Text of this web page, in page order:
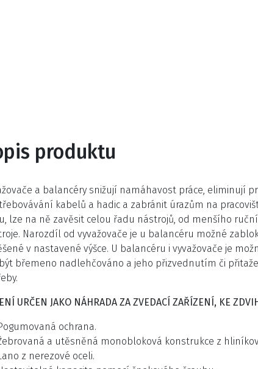
produktu
a balancéry snižují namáhavost práce, eliminují
kabelů a hadic a zabránit úrazům na
lze na ně zavěsit celou řadu nástrojů, od menšího
Narozdíl od vyvažovače je u balancéru možné
v nastavené výšce. U balancéru i vyvažovače je
břemeno nadlehčováno a jeho přizvednutím či
URČEN JAKO NÁHRADA ZA ZVEDACÍ ZAŘÍZENÍ, KE
ochrana.
a utěsněná monobloková konstrukce z
z nerezové oceli.